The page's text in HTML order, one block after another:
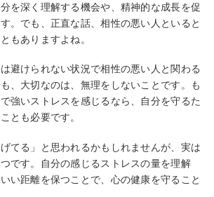
を深く理解する機会や、精神的な成長を促
。でも、正直な話、相性の悪い人といると
もありますよね。
避けられない状況で相性の悪い人と関わる
、大切なのは、無理をしないことです。も
強いストレスを感じるなら、自分を守るた
とも必要です。
てる」と思われるかもしれませんが、実は
です。自分の感じるストレスの量を理解
い距離を保つことで、心の健康を守ること